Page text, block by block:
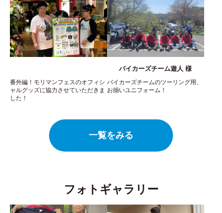
番外編！モリマンフェスのオフィシ
ャルグッズに協力させていただきま
した！
バイカーズチーム遊人 様
バイカーズチームのツーリング用、
お揃いユニフォーム！
一覧をみる
フォトギャラリー